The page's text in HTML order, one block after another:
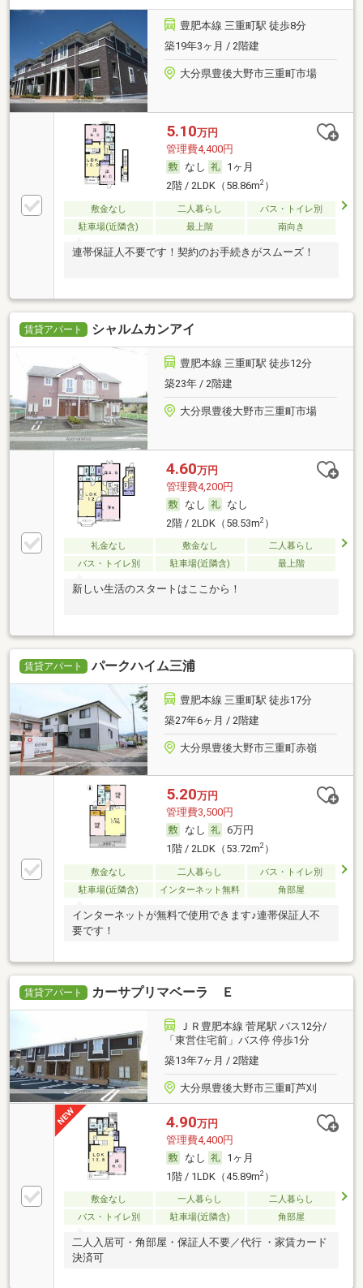
豊肥本線 三重町駅 徒歩8分
築19年3ヶ月 / 2階建
大分県豊後大野市三重町市場
5.10万円
管理費4,400円
なし
1ヶ月
2階 / 2LDK（58.86m2）
敷金なし 二人暮らし
バス・トイレ別
駐車場(近隣含)
最上階 南向き
連帯保証人不要です！契約のお手続きがスムーズ！
賃貸アパート シャルムカンアイ
豊肥本線 三重町駅 徒歩12分
築23年 / 2階建
大分県豊後大野市三重町市場
4.60万円
管理費4,200円
なし
なし
2階 / 2LDK（58.53m2）
礼金なし 敷金なし
二人暮らし
バス・トイレ別
駐車場(近隣含) 最上階
新しい生活のスタートはここから！
賃貸アパート パークハイム三浦
豊肥本線 三重町駅 徒歩17分
築27年6ヶ月 / 2階建
大分県豊後大野市三重町赤嶺
5.20万円
管理費3,500円
なし
6万円
1階 / 2LDK（53.72m2）
敷金なし 二人暮らし
バス・トイレ別
駐車場(近隣含)
インターネット無料 角部屋
インターネットが無料で使用できます♪連帯保証人不
要です！
賃貸アパート カーサプリマベーラ Ｅ
ＪＲ豊肥本線 菅尾駅 バス12分/
「東営住宅前」バス停 停歩1分
築13年7ヶ月 / 2階建
大分県豊後大野市三重町芦刈
4.90万円
管理費4,400円
なし
1ヶ月
1階 / 1LDK（45.89m2）
敷金なし 一人暮らし
二人暮らし
バス・トイレ別
駐車場(近隣含) 角部屋
二人入居可・角部屋・保証人不要／代行 ・家賃カード
決済可